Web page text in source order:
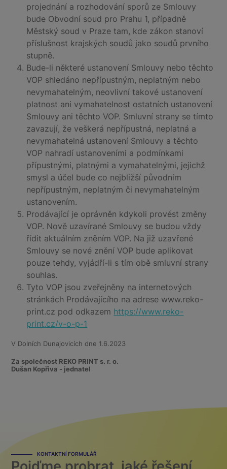
projednání a rozhodování sporů ze Smlouvy
bude Obvodní soud pro Prahu 1, případně
Městský soud v Praze tam, kde zákon stanoví
příslušnost krajských soudů jako soudů prvního
stupně.
Bude-li některé ustanovení Smlouvy nebo těchto
VOP shledáno nepřípustným, neplatným nebo
nevymahatelným, neovlivní takové ustanovení
platnost ani vymahatelnost ostatních ustanovení
Smlouvy ani těchto VOP. Smluvní strany se tímto
zavazují, že veškerá nepřípustná, neplatná a
nevymahatelná ustanovení Smlouvy a těchto
VOP nahradí ustanoveními a podmínkami
přípustnými, platnými a vymahatelnými, jejichž
smysl a účel bude co nejbližší původním
nepřípustným, neplatným či nevymahatelným
ustanovením.
Prodávající je oprávněn kdykoli provést změny
VOP. Nově uzavírané Smlouvy se budou vždy
řídit aktuálním zněním VOP. Na již uzavřené
Smlouvy se nové znění VOP bude aplikovat
pouze tehdy, vyjádří-li s tím obě smluvní strany
souhlas.
Tyto VOP jsou zveřejněny na internetových
stránkách Prodávajícího na adrese www.reko-
print.cz pod odkazem https://www.reko-
print.cz/v-o-p-1
V Dolních Dunajovicích dne 1.6.2023
Za společnost REKO PRINT s. r. o.
Dušan Kopřiva - jednatel
KONTAKTNÍ FORMULÁŘ